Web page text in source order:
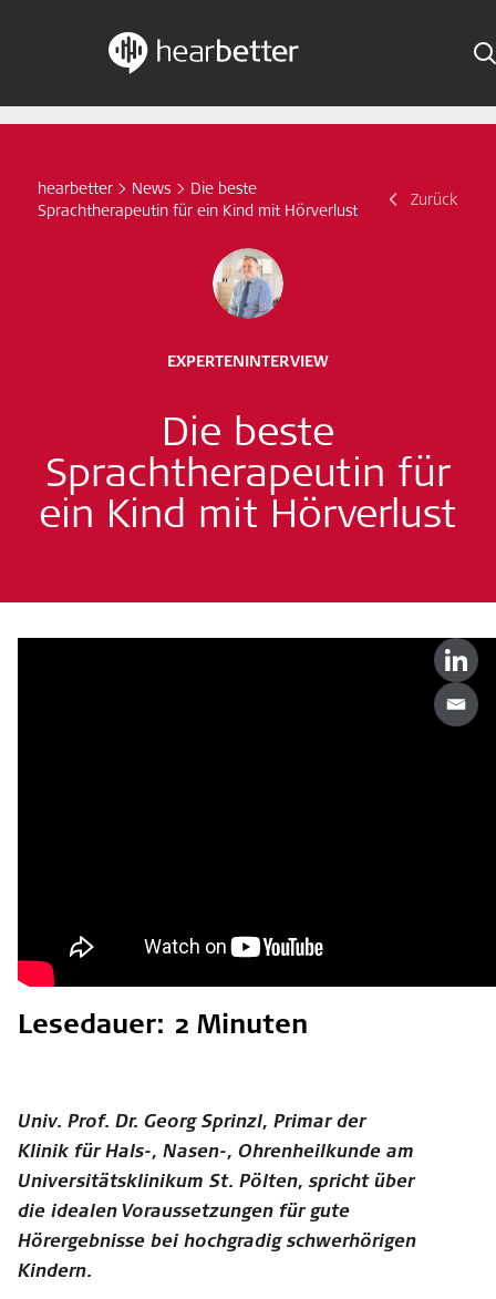
Skip
Indikationen
News
Jetzt abonnieren
hearbetter > News > Die beste
Sprachtherapeutin für ein Kind mit Hörverlust
Zurück
EXPERTENINTERVIEW
Die beste
Sprachtherapeutin für
ein Kind mit Hörverlust
Lesedauer: 2 Minuten
Univ. Prof. Dr. Georg Sprinzl, Primar der
Klinik für Hals-, Nasen-, Ohrenheilkunde am
Universitätsklinikum St. Pölten, spricht über
die idealen Voraussetzungen für gute
Hörergebnisse bei hochgradig schwerhörigen
Kindern.